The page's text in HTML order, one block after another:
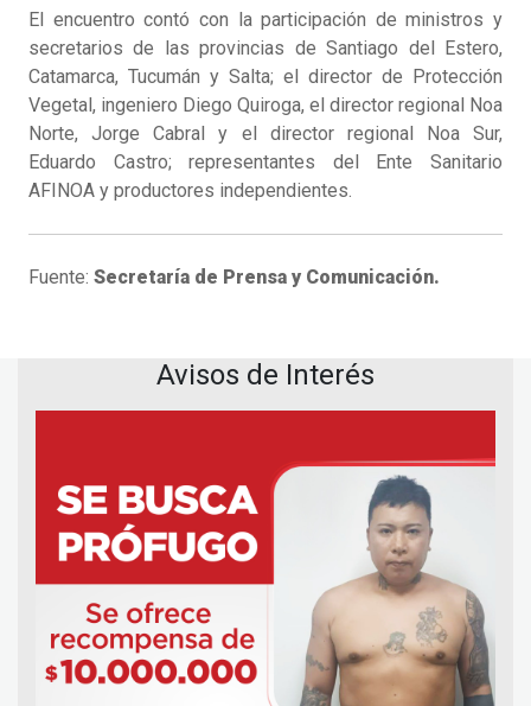
El encuentro contó con la participación de ministros y
secretarios de las provincias de Santiago del Estero,
Catamarca, Tucumán y Salta; el director de Protección
Vegetal, ingeniero Diego Quiroga, el director regional Noa
Norte, Jorge Cabral y el director regional Noa Sur,
Eduardo Castro; representantes del Ente Sanitario
AFINOA y productores independientes.
Fuente: Secretaría de Prensa y Comunicación.
Avisos de Interés